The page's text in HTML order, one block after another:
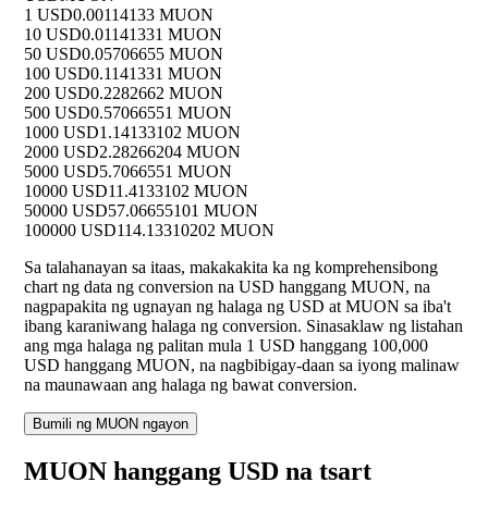
1 USD0.00114133 MUON
10 USD0.01141331 MUON
50 USD0.05706655 MUON
100 USD0.1141331 MUON
200 USD0.2282662 MUON
500 USD0.57066551 MUON
1000 USD1.14133102 MUON
2000 USD2.28266204 MUON
5000 USD5.7066551 MUON
10000 USD11.4133102 MUON
50000 USD57.06655101 MUON
100000 USD114.13310202 MUON
Sa talahanayan sa itaas, makakakita ka ng komprehensibong
chart ng data ng conversion na USD hanggang MUON, na
nagpapakita ng ugnayan ng halaga ng USD at MUON sa iba't
ibang karaniwang halaga ng conversion. Sinasaklaw ng listahan
ang mga halaga ng palitan mula 1 USD hanggang 100,000
USD hanggang MUON, na nagbibigay-daan sa iyong malinaw
na maunawaan ang halaga ng bawat conversion.
Bumili ng MUON ngayon
MUON hanggang USD na tsart